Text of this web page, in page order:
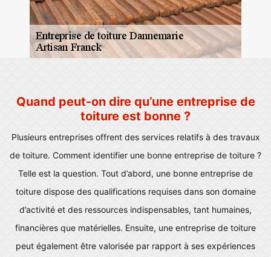
Quand peut-on dire qu’une entreprise de
toiture est bonne ?
Plusieurs entreprises offrent des services relatifs à des travaux
de toiture. Comment identifier une bonne entreprise de toiture ?
Telle est la question. Tout d’abord, une bonne entreprise de
toiture dispose des qualifications requises dans son domaine
d’activité et des ressources indispensables, tant humaines,
financières que matérielles. Ensuite, une entreprise de toiture
peut également être valorisée par rapport à ses expériences